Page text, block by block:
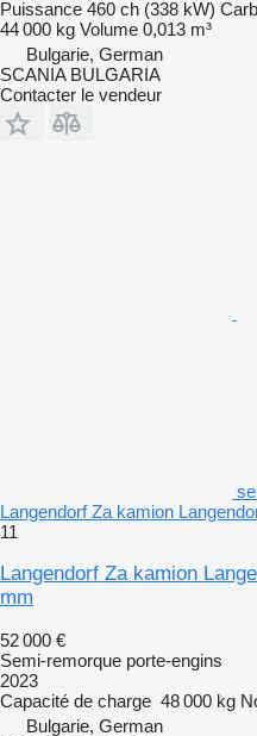
Puissance 460 ch (338 kW)
44 000 kg Volume 0,013 m³
Bulgarie, German
SCANIA BULGARIA
Contacter le vendeur
Langendorf Za kamion
11
Langendorf Za kamion
mm
52 000 €
Semi-remorque porte-engins
2023
Capacité de charge 48 000 kg
Bulgarie, German